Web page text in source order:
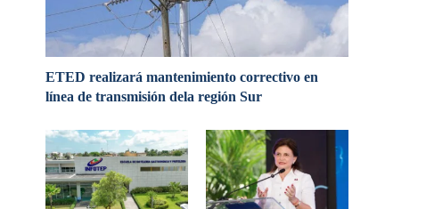
ETED realizará mantenimiento correctivo en
línea de transmisión dela región Sur